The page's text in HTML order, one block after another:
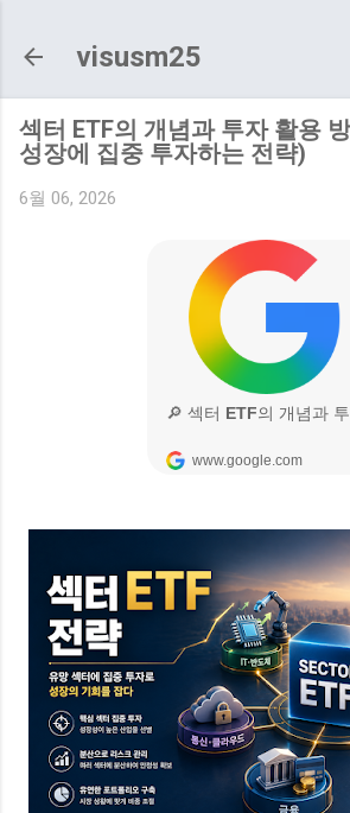
visusm25
섹터 ETF의 개념과 투자 활용
성장에 집중 투자하는 전략)
6월 06, 2026